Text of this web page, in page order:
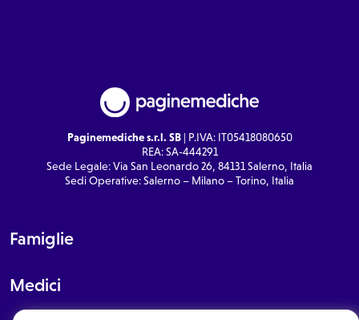
Paginemediche s.r.l. SB| P.IVA: IT05418080650
REA: SA-444291
Sede Legale: Via San Leonardo 26, 84131 Salerno, Italia
Sedi Operative: Salerno – Milano – Torino, Italia
Famiglie
Medici